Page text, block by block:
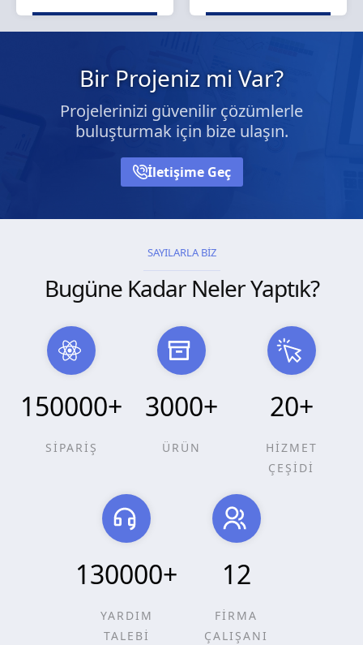
Bir Projeniz mi Var?
Projelerinizi güvenilir çözümlerle
buluşturmak için bize ulaşın.
İletişime Geç
SAYILARLA BİZ
Bugüne Kadar Neler Yaptık?
150000+
SİPARİŞ
3000+
ÜRÜN
20+
HİZMET
ÇEŞİDİ
130000+
YARDIM
TALEBİ
12
FİRMA
ÇALIŞANI